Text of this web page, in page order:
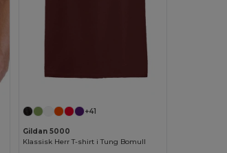
Anpassa det!
+41
Gildan 5000
Klassisk Herr T-shirt i Tung Bomull